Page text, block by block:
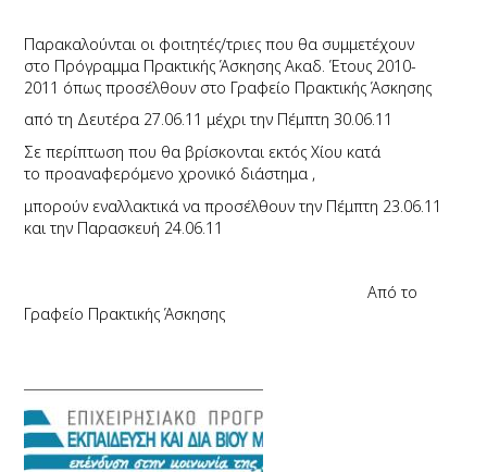
Παρακαλούνται οι φοιτητές/τριες που θα συμμετέχουν
στο Πρόγραμμα Πρακτικής Άσκησης Ακαδ. Έτους 2010-
2011 όπως προσέλθουν στο Γραφείο Πρακτικής Άσκησης
από τη Δευτέρα 27.06.11 μέχρι την Πέμπτη 30.06.11
Σε περίπτωση που θα βρίσκονται εκτός Χίου κατά
το προαναφερόμενο χρονικό διάστημα ,
μπορούν εναλλακτικά να προσέλθουν την Πέμπτη 23.06.11
και την Παρασκευή 24.06.11
Από το
Γραφείο Πρακτικής Άσκησης